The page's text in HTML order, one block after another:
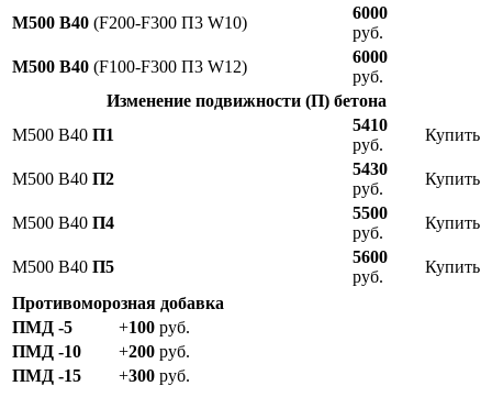
М500 В40 (F200-F300 П3 W10)
6000
руб.
М500 В40 (F100-F300 П3 W12)
6000
руб.
Изменение подвижности (П) бетона
М500 В40 П1
5410
руб.
Купить
М500 В40 П2
5430
руб.
Купить
М500 В40 П4
5500
руб.
Купить
М500 В40 П5
5600
руб.
Купить
Противоморозная добавка
ПМД -5
+100 руб.
ПМД -10
+200 руб.
ПМД -15
+300 руб.